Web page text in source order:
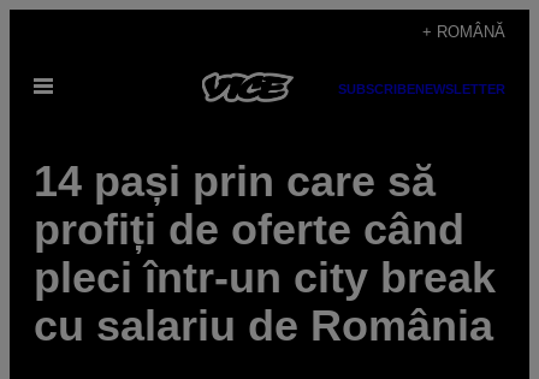
content
+ ROMÂNĂ
Open
SUBSCRIBENEWSLETTER
14 pași prin care să
profiți de oferte când
pleci într-un city break
cu salariu de România